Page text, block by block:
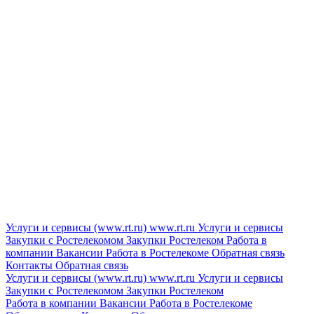
Услуги и сервисы (www.rt.ru) www.rt.ru Услуги и сервисы
Закупки с Ростелекомом Закупки Ростелеком Работа в
компании Вакансии Работа в Ростелекоме Обратная связь
Контакты Обратная связь
Услуги и сервисы (www.rt.ru) www.rt.ru Услуги и сервисы
Закупки с Ростелекомом Закупки Ростелеком
Работа в компании Вакансии Работа в Ростелекоме